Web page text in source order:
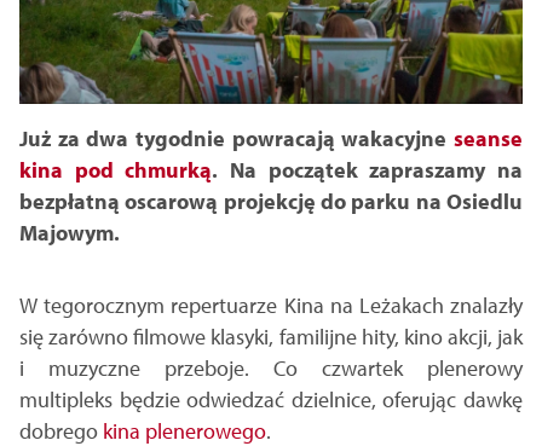
Już za dwa tygodnie powracają wakacyjne seanse
kina pod chmurką. Na początek zapraszamy na
bezpłatną oscarową projekcję do parku na Osiedlu
Majowym.
W tegorocznym repertuarze Kina na Leżakach znalazły
się zarówno filmowe klasyki, familijne hity, kino akcji, jak
i muzyczne przeboje. Co czwartek plenerowy
multipleks będzie odwiedzać dzielnice, oferując dawkę
dobrego kina plenerowego.